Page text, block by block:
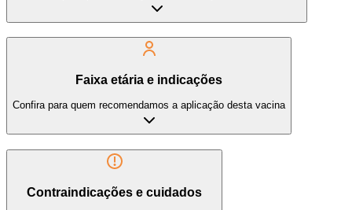
Faixa etária e indicações
Confira para quem recomendamos a aplicação desta vacina
Contraindicações e cuidados